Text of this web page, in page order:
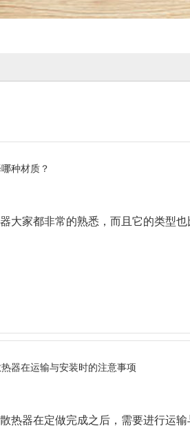
种材质？
大家都非常的熟悉，而且它的类型
器在运输与安装时的注意事项
热器在定做完成之后，需要进行运